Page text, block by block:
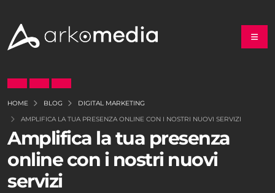
HOME BLOG
DIGITAL MARKETING
AMPLIFICA LA TUA PRESENZA ONLINE CON I NOSTRI NUOVI SERVIZI
Amplifica la tua presenza
online con i nostri nuovi
servizi